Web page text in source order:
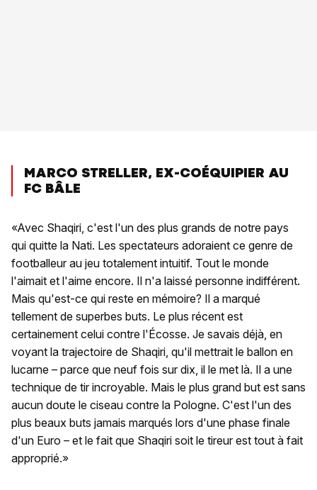
MARCO STRELLER, EX-COÉQUIPIER AU
FC BÂLE
«Avec Shaqiri, c'est l'un des plus grands de notre pays
qui quitte la Nati. Les spectateurs adoraient ce genre de
footballeur au jeu totalement intuitif. Tout le monde
l'aimait et l'aime encore. Il n'a laissé personne indifférent.
Mais qu'est-ce qui reste en mémoire? Il a marqué
tellement de superbes buts. Le plus récent est
certainement celui contre l'Écosse. Je savais déjà, en
voyant la trajectoire de Shaqiri, qu'il mettrait le ballon en
lucarne – parce que neuf fois sur dix, il le met là. Il a une
technique de tir incroyable. Mais le plus grand but est sans
aucun doute le ciseau contre la Pologne. C'est l'un des
plus beaux buts jamais marqués lors d'une phase finale
d'un Euro – et le fait que Shaqiri soit le tireur est tout à fait
approprié.»